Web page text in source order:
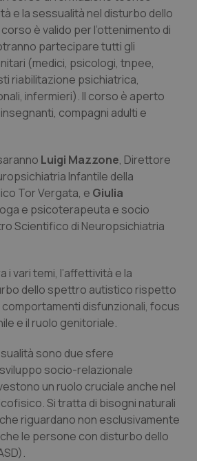
Giulia
di Bolzano
di Trento
coronaropatie
Scompenso
e la sessualità nel disturbo dello
è valido per l’ottenimento di
partecipare tutti gli
(medici, psicologi, tnpee,
riabilitazione psichiatrica,
infermieri). Il corso è aperto
compagni adulti e
Luigi Mazzone, Direttore
Infantile della
Tor Vergata, e Giulia
e psicoterapeuta e socio
Scientifico di Neuropsichiatria
i vari temi, l’affettività e la
dello spettro autistico rispetto
disfunzionali, focus
e il ruolo genitoriale.
sono due sfere
socio-relazionale
un ruolo cruciale anche nel
Si tratta di bisogni naturali
riguardano non esclusivamente
le persone con disturbo dello